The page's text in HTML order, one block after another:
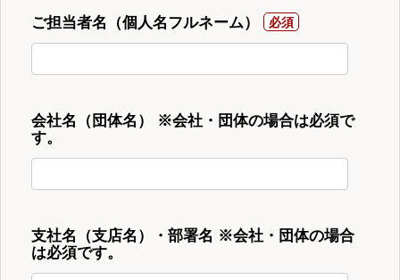
ご担当者名（個人名フルネーム）
会社名（団体名） ※会社・団体の場合は必須で
す。
支社名（支店名）・部署名 ※会社・団体の場合
は必須です。